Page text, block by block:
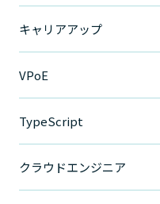
キャリアアップ
VPoE
TypeScript
クラウドエンジニア